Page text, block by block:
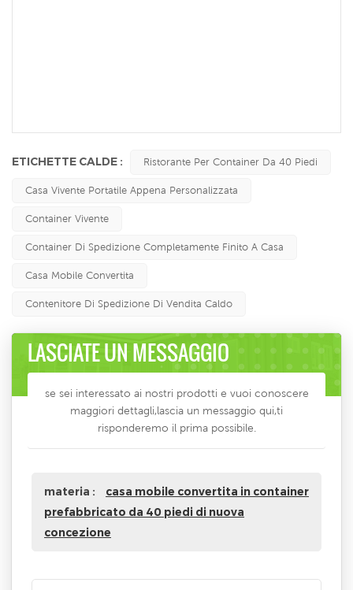
ETICHETTE CALDE : Ristorante Per Container Da 40 Piedi
Casa Vivente Portatile Appena Personalizzata
Container Vivente
Container Di Spedizione Completamente Finito A Casa
Casa Mobile Convertita
Contenitore Di Spedizione Di Vendita Caldo
LASCIATE UN MESSAGGIO
se sei interessato ai nostri prodotti e vuoi conoscere
maggiori dettagli,lascia un messaggio qui,ti
risponderemo il prima possibile.
materia :
casa mobile convertita in container
prefabbricato da 40 piedi di nuova
concezione